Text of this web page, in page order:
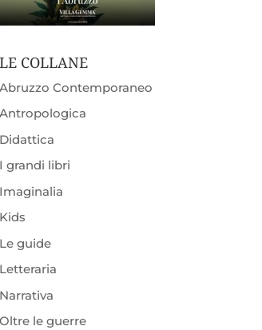
LE COLLANE
Abruzzo Contemporaneo
Antropologica
Didattica
I grandi libri
Imaginalia
Kids
Le guide
Letteraria
Narrativa
Oltre le guerre